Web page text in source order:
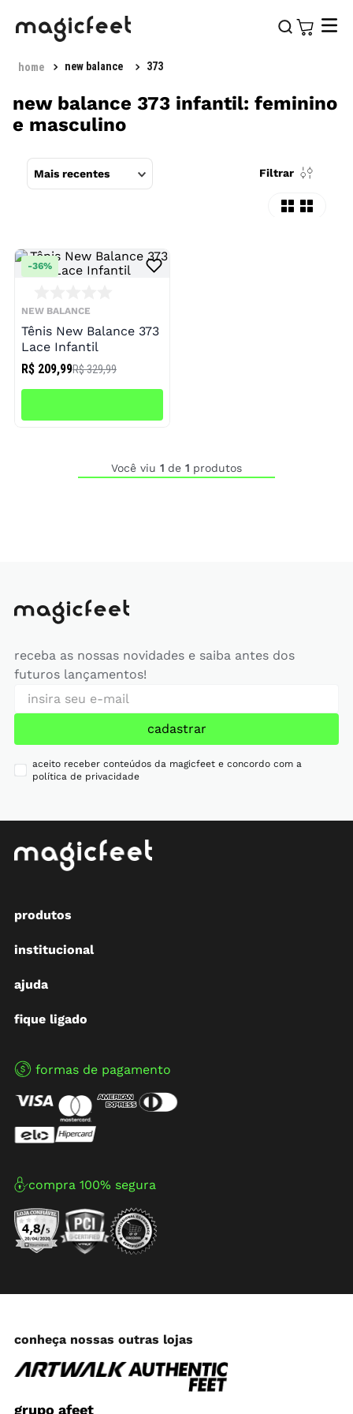
new balance 373
new balance 373 infantil: feminino
e masculino
Filtrar
Mais recentes
NEW BALANCE
Tênis New Balance 373
Lace Infantil
R$ 209,99R$ 329,99
-36%
Você viu 1 de 1 produtos
receba as nossas novidades e saiba antes dos
futuros lançamentos!
cadastrar
aceito receber conteúdos da magicfeet e concordo com a
política de privacidade
produtos
institucional
ajuda
fique ligado
formas de pagamento
compra 100% segura
conheça nossas outras lojas
grupo afeet